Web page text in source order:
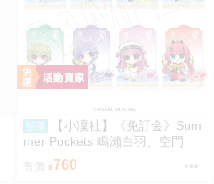
預購
【小凜社】《免訂金》Sum
mer Pockets 鳴瀨白羽、空門
蒼、久島鷗、紬溫達斯 壓克力立
牌 吊飾 壓克力御守
760